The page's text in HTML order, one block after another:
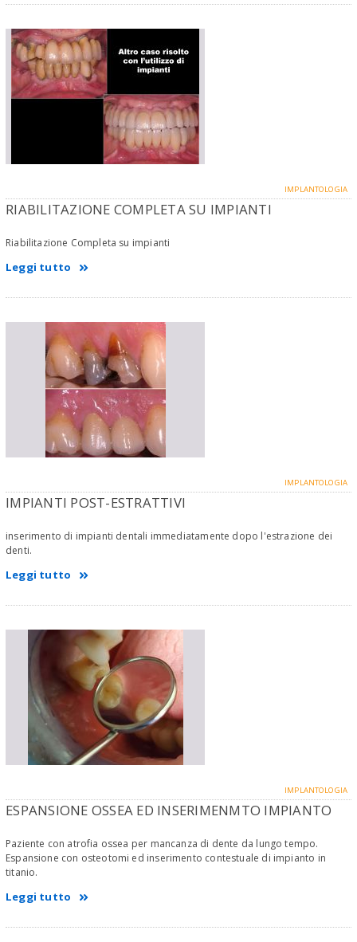
IMPLANTOLOGIA
RIABILITAZIONE COMPLETA SU IMPIANTI
Riabilitazione Completa su impianti
Leggi tutto
IMPLANTOLOGIA
IMPIANTI POST-ESTRATTIVI
inserimento di impianti dentali immediatamente dopo l'estrazione dei
denti.
Leggi tutto
IMPLANTOLOGIA
ESPANSIONE OSSEA ED INSERIMENMTO IMPIANTO
Paziente con atrofia ossea per mancanza di dente da lungo tempo.
Espansione con osteotomi ed inserimento contestuale di impianto in
titanio.
Leggi tutto